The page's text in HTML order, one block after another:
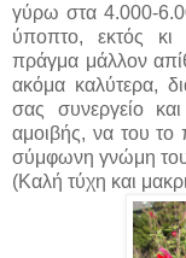
γύρω στα 4.000-
ύποπτο, εκτός κι
πράγμα μάλλον
ακόμα καλύτερα,
σας συνεργείο
αμοιβής, να του το
σύμφωνη γνώμη του
(Καλή τύχη και